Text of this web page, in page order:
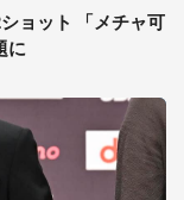
ョット 「メチャ可
に